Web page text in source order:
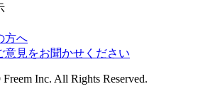
方へ
意見をお聞かせください
Inc. All Rights Reserved.